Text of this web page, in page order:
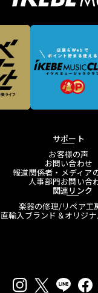
サポート
お客様の声
お問い合わせ
報道関係者・メディア
人事部門お問い合
関連リンク
楽器の修理/リペア工
直輸入ブランド＆オリジ